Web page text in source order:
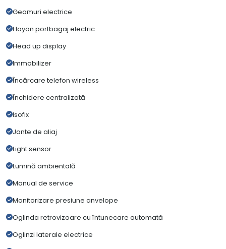
Geamuri electrice
Hayon portbagaj electric
Head up display
Immobilizer
Încărcare telefon wireless
Închidere centralizată
Isofix
Jante de aliaj
Light sensor
Lumină ambientală
Manual de service
Monitorizare presiune anvelope
Oglinda retrovizoare cu întunecare automată
Oglinzi laterale electrice